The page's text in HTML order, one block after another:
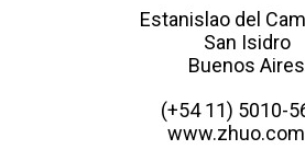
Estanislao del
San Isidro
Buenos Aires
(+54 11) 5010-